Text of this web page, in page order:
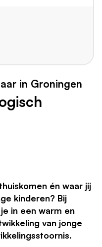
in Groningen
én waar jij
kinderen? Bij
in een warm en
van jonge